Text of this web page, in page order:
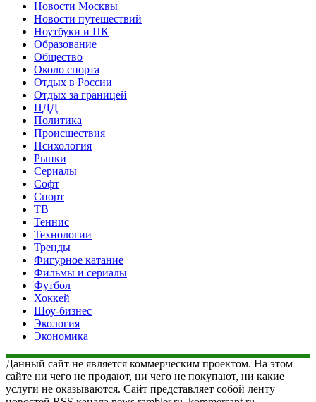
Новости Москвы
Новости путешествий
Ноутбуки и ПК
Образование
Общество
Около спорта
Отдых в России
Отдых за границей
ПДД
Политика
Происшествия
Психология
Рынки
Сериалы
Софт
Спорт
ТВ
Теннис
Технологии
Тренды
Фигурное катание
Фильмы и сериалы
Футбол
Хоккей
Шоу-бизнес
Экология
Экономика
Данный сайт не является коммерческим проектом. На этом
сайте ни чего не продают, ни чего не покупают, ни какие
услуги не оказываются. Сайт представляет собой ленту